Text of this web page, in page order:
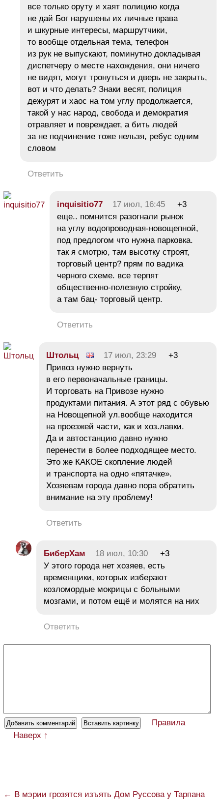
все только оруту и хаят полицию когда
не дай Бог нарушены их личные права
и шкурные интересы, маршрутчики,
то вообще отдельная тема, телефон
из рук не выпускают, поминутно докладывая
диспетчеру о месте нахождения, они ничего
не видят, могут тронуться и дверь не закрыть,
вот и что делать? Знаки весят, полиция
дежурят и хаос на том углу продолжается,
такой у нас народ, свобода и демократия
отравляет и повреждает, а бить людей
за не подчинение тоже нельзя, ребус одним
словом
Ответить
іnquіsitіо77 17 июл, 16:45
+3
еще.. помнится разогнали рынок
на углу водопроводная-новощепной,
под предлогом что нужна парковка.
так я смотрю, там высотку строят,
торговый центр? прям по вадика
черного схеме. все терпят
общественно-полезную стройку,
а там бац- торговый центр.
Ответить
Штольц 17 июл, 23:29
+3
Привоз нужно вернуть
в его первоначальные границы.
И торговать на Привозе нужно
продуктами питания. А этот ряд с обувью
на Новощепной ул.вообще находится
на проезжей части, как и хоз.лавки.
Да и автостанцию давно нужно
перенести в более подходящее место.
Это же КАКОЕ скопление людей
и транспорта на одно «пятачке».
Хозяевам города давно пора обратить
внимание на эту проблему!
Ответить
БиберХам 18 июл, 10:30
+3
У этого города нет хозяев, есть
временщики, которых изберают
козломордые мокрицы с больными
мозгами, и потом ещё и молятся на них
Ответить
Правила
Наверх ↑
← В мэрии грозятся изъять Дом Руссова у Тарпана